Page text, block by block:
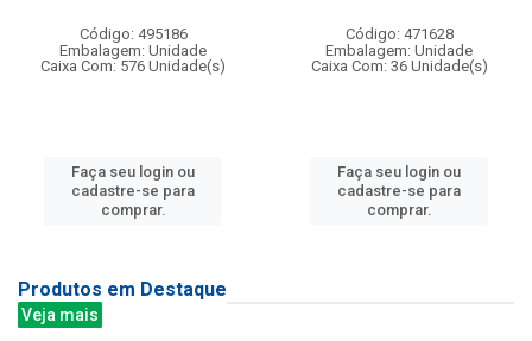
Código: 495186
Embalagem: Unidade
Caixa Com: 576 Unidade(s)
Faça seu login ou
cadastre-se para
comprar.
Código: 471628
Embalagem: Unidade
Caixa Com: 36 Unidade(s)
Faça seu login ou
cadastre-se para
comprar.
Produtos em Destaque
Veja mais